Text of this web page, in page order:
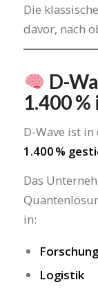
Die
davor, nach
D-
1.400
D-Wave ist
1.400 %
Das
in:
Forschung
Logistik